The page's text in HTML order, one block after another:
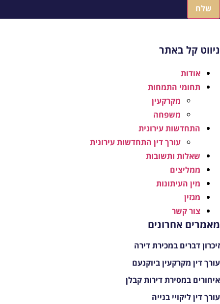
שלח
קל באתר
אודות
תחומי התמחות
מקרקעין
משפחה
התחדשות עירונית
עורך דין התחדשות עירונית
שאלות ותשובות
ממליצים
מין העיתונות
מגזין
צור קשר
אחרונים
דברים במכירת דירה
דין מקרקעין ביוקנעם
במסירת דירות קבלן
דין ליקויי בנייה